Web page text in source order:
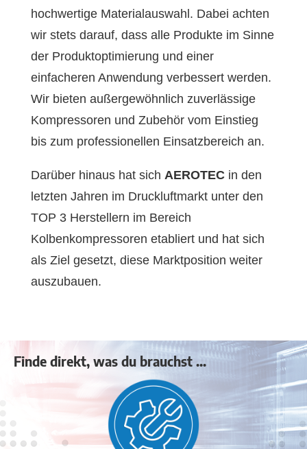
hochwertige Materialauswahl. Dabei achten
wir stets darauf, dass alle Produkte im Sinne
der Produktoptimierung und einer
einfacheren Anwendung verbessert werden.
Wir bieten außergewöhnlich zuverlässige
Kompressoren und Zubehör vom Einstieg
bis zum professionellen Einsatzbereich an.
Darüber hinaus hat sich AEROTEC in den
letzten Jahren im Druckluftmarkt unter den
TOP 3 Herstellern im Bereich
Kolbenkompressoren etabliert und hat sich
als Ziel gesetzt, diese Marktposition weiter
auszubauen.
Finde direkt, was du brauchst ...